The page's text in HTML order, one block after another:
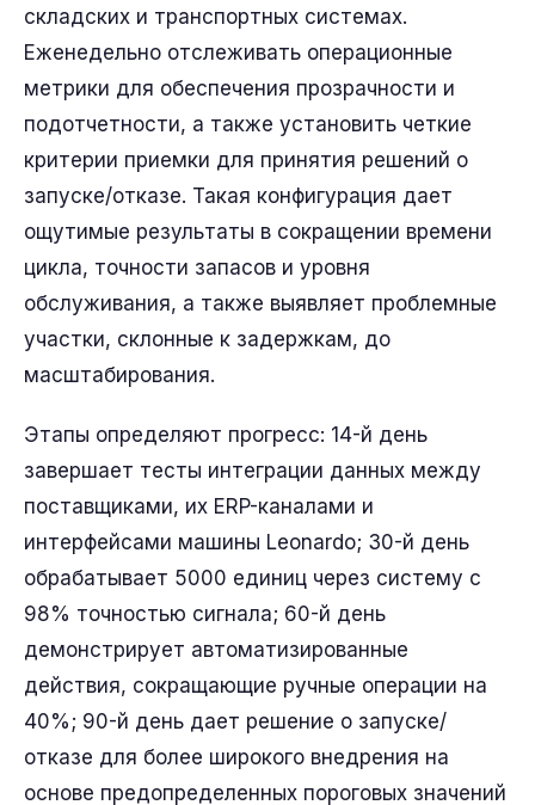
складских и транспортных системах.
Еженедельно отслеживать операционные
метрики для обеспечения прозрачности и
подотчетности, а также установить четкие
критерии приемки для принятия решений о
запуске/отказе. Такая конфигурация дает
ощутимые результаты в сокращении времени
цикла, точности запасов и уровня
обслуживания, а также выявляет проблемные
участки, склонные к задержкам, до
масштабирования.
Этапы определяют прогресс: 14-й день
завершает тесты интеграции данных между
поставщиками, их ERP-каналами и
интерфейсами машины Leonardo; 30-й день
обрабатывает 5000 единиц через систему с
98% точностью сигнала; 60-й день
демонстрирует автоматизированные
действия, сокращающие ручные операции на
40%; 90-й день дает решение о запуске/
отказе для более широкого внедрения на
основе предопределенных пороговых значений